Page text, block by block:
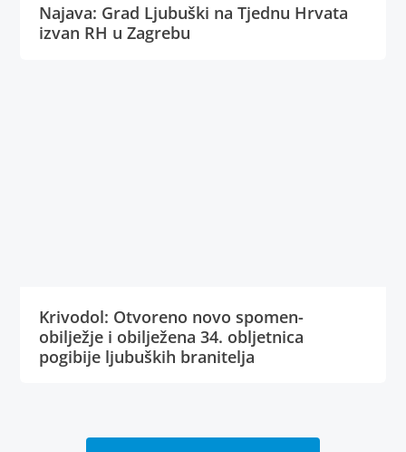
Najava: Grad Ljubuški na Tjednu Hrvata
izvan RH u Zagrebu
Krivodol: Otvoreno novo spomen-
obilježje i obilježena 34. obljetnica
pogibije ljubuških branitelja